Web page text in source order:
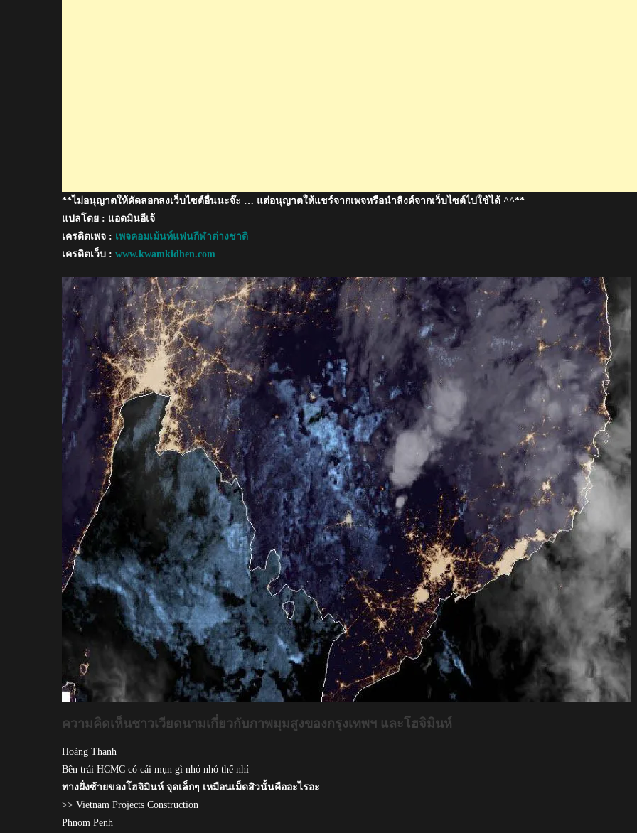
โฮ
**ไม่อนุญาตให้คัดลอกลงเว็บไซต์อื่นนะจ๊ะ … แต่อนุญาตให้แชร์จากเพจหรือนำลิงค์จากเว็บไซต์ไปใช้ได้ ^^**
แปลโดย : แอดมินอีเจ้
เครดิตเพจ : เพจคอมเม้นท์แฟนกีฬาต่างชาติ
เครดิตเว็บ : www.kwamkidhen.com
ความคิดเห็นชาวเวียดนามเกี่ยวกับภาพมุมสูงของกรุงเทพฯ และโฮจิมินห์
Hoàng Thanh
Bên trái HCMC có cái mụn gì nhỏ nhỏ thế nhỉ
ทางฝั่งซ้ายของโฮจิมินห์ จุดเล็กๆ เหมือนเม็ดสิวนั้นคืออะไรอะ
>> Vietnam Projects Construction
Phnom Penh